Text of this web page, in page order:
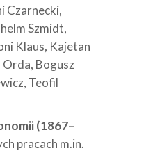
Czarnecki,
Szmidt,
Klaus, Kajetan
Bogusz
Teofil
(1867–
pracach m.in.